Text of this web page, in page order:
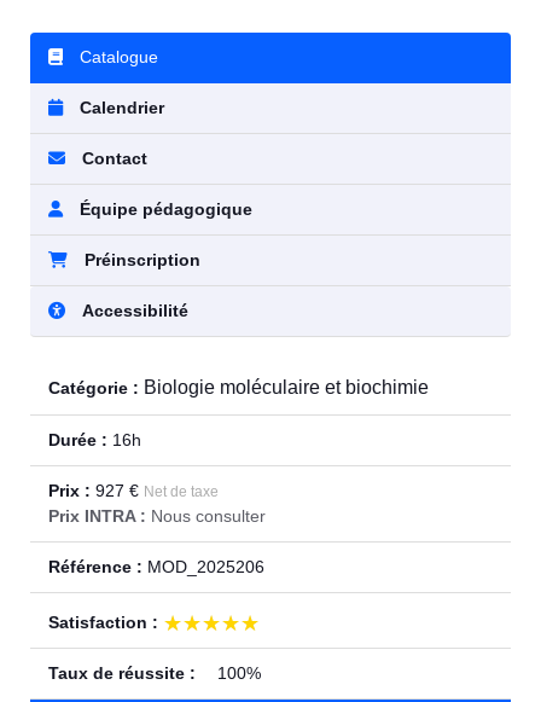
Catalogue
Calendrier
Contact
Équipe pédagogique
Préinscription
Accessibilité
Catégorie : Biologie moléculaire et biochimie
Durée : 16h
Prix : 927 € Net de taxe
Prix INTRA : Nous consulter
Référence : MOD_2025206
Satisfaction : ★★★★★
★★★★★
Taux de réussite : 100%